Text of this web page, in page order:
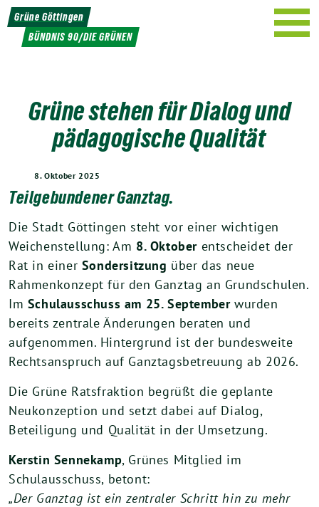
Weiter
zum
Inhalt
Grüne Göttingen
BÜNDNIS 90/DIE GRÜNEN
Grüne stehen für Dialog und
pädagogische Qualität
8. Oktober 2025
Teilgebundener Ganztag.
Die Stadt Göttingen steht vor einer wichtigen
Weichenstellung: Am 8. Oktober entscheidet der
Rat in einer Sondersitzung über das neue
Rahmenkonzept für den Ganztag an Grundschulen.
Im Schulausschuss am 25. Septemberwurden
bereits zentrale Änderungen beraten und
aufgenommen. Hintergrund ist der bundesweite
Rechtsanspruch auf Ganztagsbetreuung ab 2026.
Die Grüne Ratsfraktion begrüßt die geplante
Neukonzeption und setzt dabei auf Dialog,
Beteiligung und Qualität in der Umsetzung.
Kerstin Sennekamp, Grünes Mitglied im
Schulausschuss, betont:
„Der Ganztag ist ein zentraler Schritt hin zu mehr